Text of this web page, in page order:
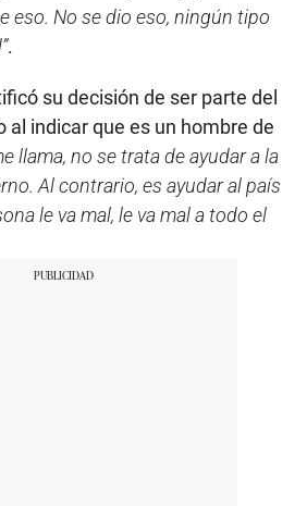
eso. No se dio eso, ningún tipo
.
su decisión de ser parte del
al indicar que es un hombre de
llama, no se trata de ayudar a la
Al contrario, es ayudar al país
le va mal, le va mal a todo el